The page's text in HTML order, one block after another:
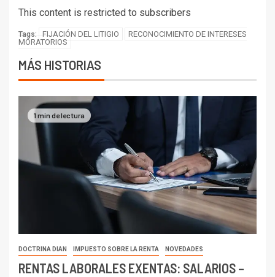
This content is restricted to subscribers
Tags: FIJACIÓN DEL LITIGIO
RECONOCIMIENTO DE INTERESES
MORATORIOS
MÁS HISTORIAS
1 min de lectura
DOCTRINA DIAN IMPUESTO SOBRE LA RENTA NOVEDADES
RENTAS LABORALES EXENTAS: SALARIOS –